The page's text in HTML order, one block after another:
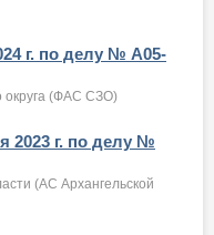
г. по делу № А05-
округа (ФАС СЗО)
2023 г. по делу №
(АС Архангельской